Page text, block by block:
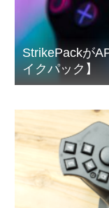
StrikePackが
イクパック】